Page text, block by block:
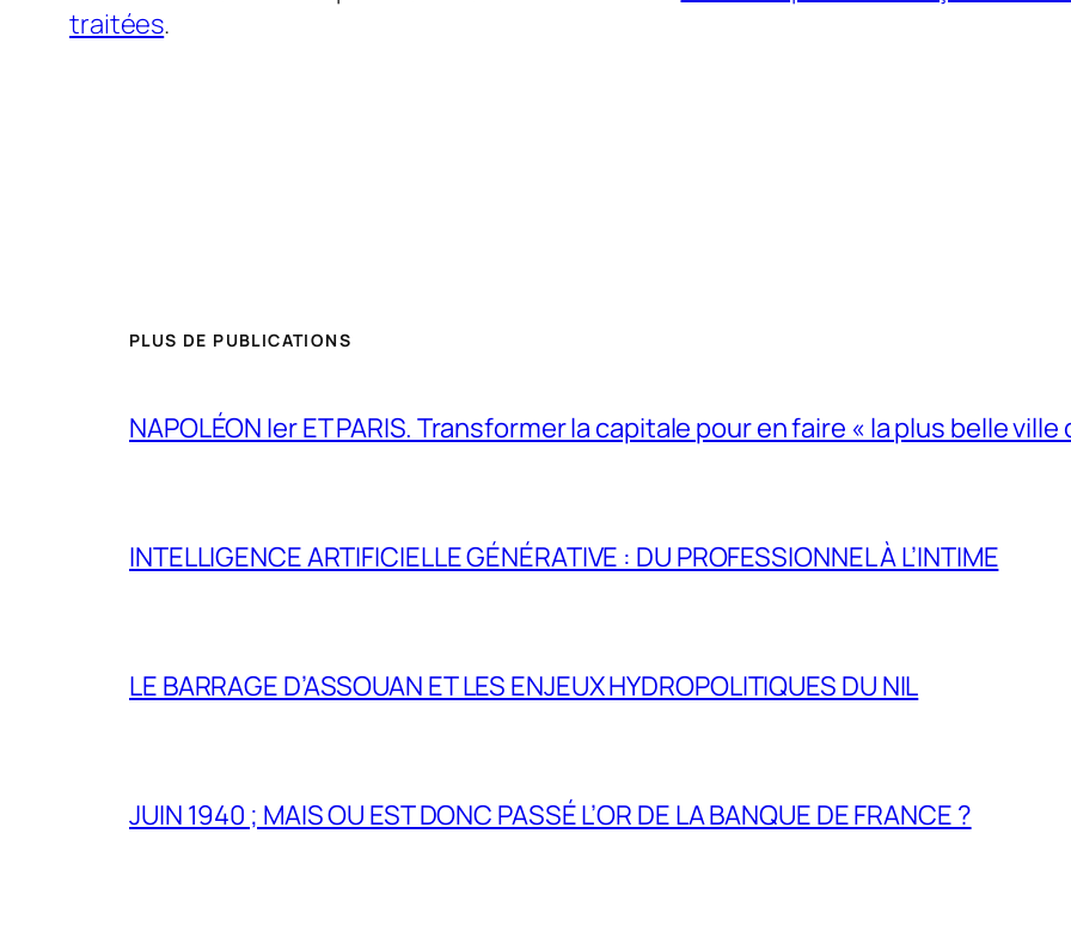
traitées.
PLUS DE PUBLICATIONS
NAPOLÉON Ier ET PARIS. Transformer la capitale pour en faire « la plus belle
INTELLIGENCE ARTIFICIELLE GÉNÉRATIVE : DU PROFESSIONNEL À L’INTIME
LE BARRAGE D’ASSOUAN ET LES ENJEUX HYDROPOLITIQUES DU NIL
JUIN 1940 ; MAIS OU EST DONC PASSÉ L’OR DE LA BANQUE DE FRANCE ?